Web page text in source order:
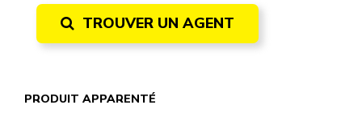
TROUVER UN AGENT
PRODUIT APPARENTÉ